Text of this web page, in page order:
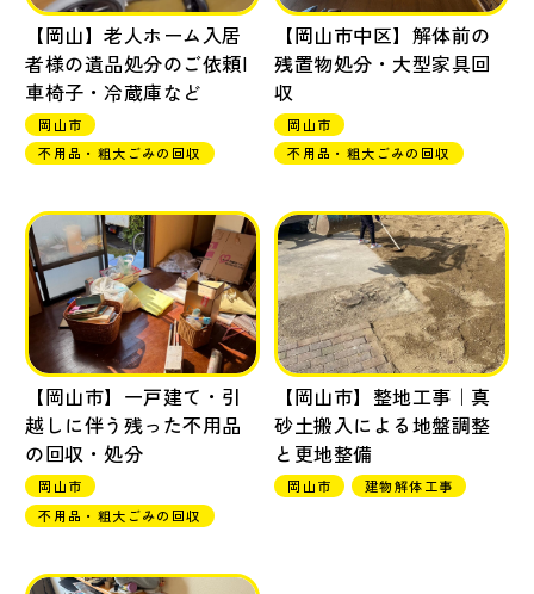
【岡山】老人ホーム入居
者様の遺品処分のご依頼|
車椅子・冷蔵庫など
岡山市
不用品・粗大ごみの回収
【岡山市中区】解体前の
残置物処分・大型家具回
収
岡山市
不用品・粗大ごみの回収
【岡山市】一戸建て・引
越しに伴う残った不用品
の回収・処分
岡山市
不用品・粗大ごみの回収
【岡山市】整地工事｜真
砂土搬入による地盤調整
と更地整備
岡山市 建物解体工事